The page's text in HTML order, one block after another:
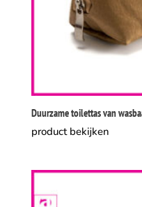
Duurzame toilettas van
product bekijken